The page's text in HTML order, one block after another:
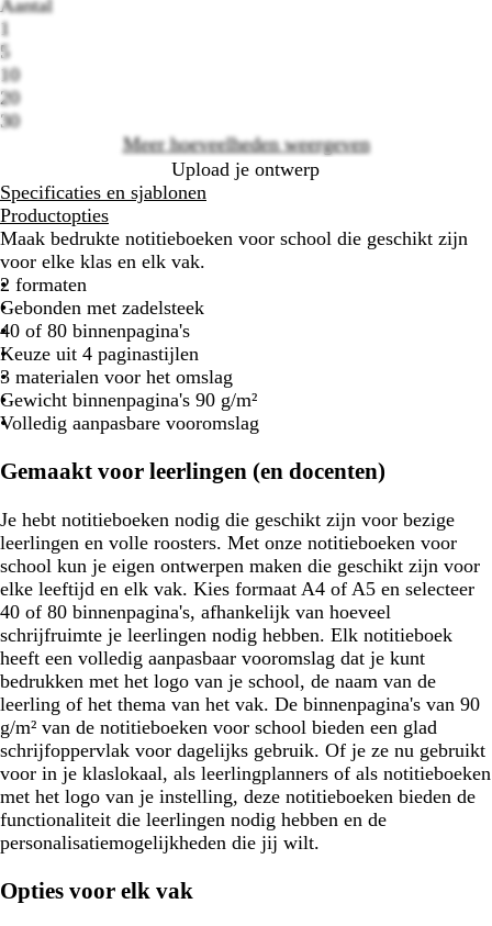
Aantal
1
5
10
20
30
Meer hoeveelheden weergeven
Upload je ontwerp
Specificaties en sjablonen
Productopties
Maak bedrukte notitieboeken voor school die geschikt zijn
voor elke klas en elk vak.
2 formaten
Gebonden met zadelsteek
40 of 80 binnenpagina's
Keuze uit 4 paginastijlen
3 materialen voor het omslag
Gewicht binnenpagina's 90 g/m²
Volledig aanpasbare vooromslag
Gemaakt voor leerlingen (en docenten)
Je hebt notitieboeken nodig die geschikt zijn voor bezige
leerlingen en volle roosters. Met onze notitieboeken voor
school kun je eigen ontwerpen maken die geschikt zijn voor
elke leeftijd en elk vak. Kies formaat A4 of A5 en selecteer
40 of 80 binnenpagina's, afhankelijk van hoeveel
schrijfruimte je leerlingen nodig hebben. Elk notitieboek
heeft een volledig aanpasbaar vooromslag dat je kunt
bedrukken met het logo van je school, de naam van de
leerling of het thema van het vak. De binnenpagina's van 90
g/m² van de notitieboeken voor school bieden een glad
schrijfoppervlak voor dagelijks gebruik. Of je ze nu gebruikt
voor in je klaslokaal, als leerlingplanners of als notitieboeken
met het logo van je instelling, deze notitieboeken bieden de
functionaliteit die leerlingen nodig hebben en de
personalisatiemogelijkheden die jij wilt.
Opties voor elk vak